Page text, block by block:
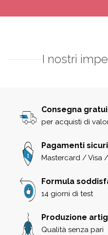
I nostri
Consegna
per acquisti di
Pagamenti sicuri
Mastercard / Visa
Formula
14 giorni di test
Produzione
Qualità senza pari